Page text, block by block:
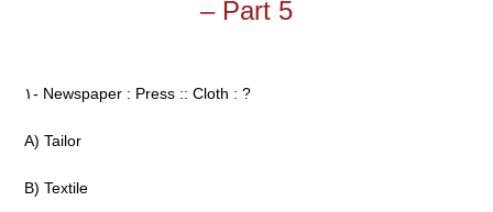
– Part 5
۱- Newspaper : Press :: Cloth : ?
A) Tailor
B) Textile